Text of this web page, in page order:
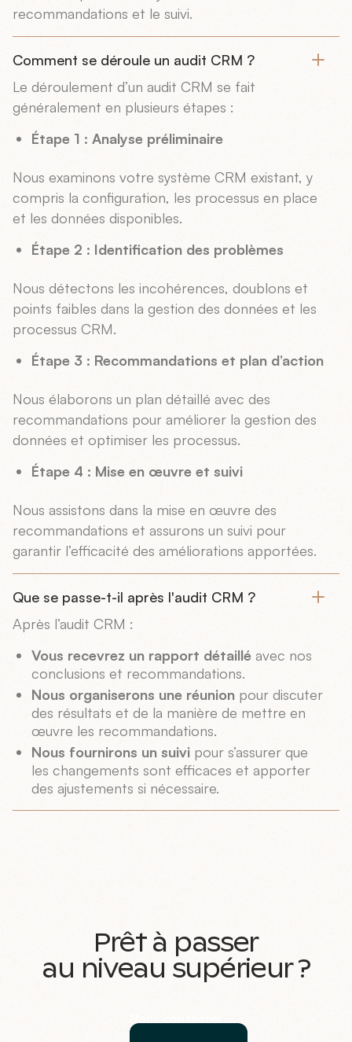
recommandations et le suivi.
Comment se déroule un audit CRM ?
Le déroulement d’un audit CRM se fait
généralement en plusieurs étapes :
Étape 1 : Analyse préliminaire
Nous examinons votre système CRM existant, y
compris la configuration, les processus en place
et les données disponibles.
Étape 2 : Identification des problèmes
Nous détectons les incohérences, doublons et
points faibles dans la gestion des données et les
processus CRM.
Étape 3 : Recommandations et plan d’action
Nous élaborons un plan détaillé avec des
recommandations pour améliorer la gestion des
données et optimiser les processus.
Étape 4 : Mise en œuvre et suivi
Nous assistons dans la mise en œuvre des
recommandations et assurons un suivi pour
garantir l’efficacité des améliorations apportées.
Que se passe-t-il après l'audit CRM ?
Après l’audit CRM :
Vous recevrez un rapport détaillé avec nos
conclusions et recommandations.
Nous organiserons une réunion pour discuter
des résultats et de la manière de mettre en
œuvre les recommandations.
Nous fournirons un suivi pour s’assurer que
les changements sont efficaces et apporter
des ajustements si nécessaire.
Prêt à passer
au niveau supérieur ?